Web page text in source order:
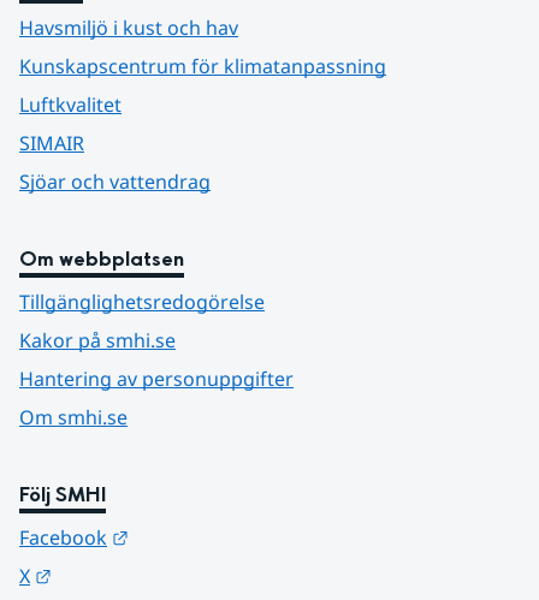
Havsmiljö i kust och hav
Kunskapscentrum för klimatanpassning
Luftkvalitet
SIMAIR
Sjöar och vattendrag
Om webbplatsen
Tillgänglighetsredogörelse
Kakor på smhi.se
Hantering av personuppgifter
Om smhi.se
Följ SMHI
Facebook
X